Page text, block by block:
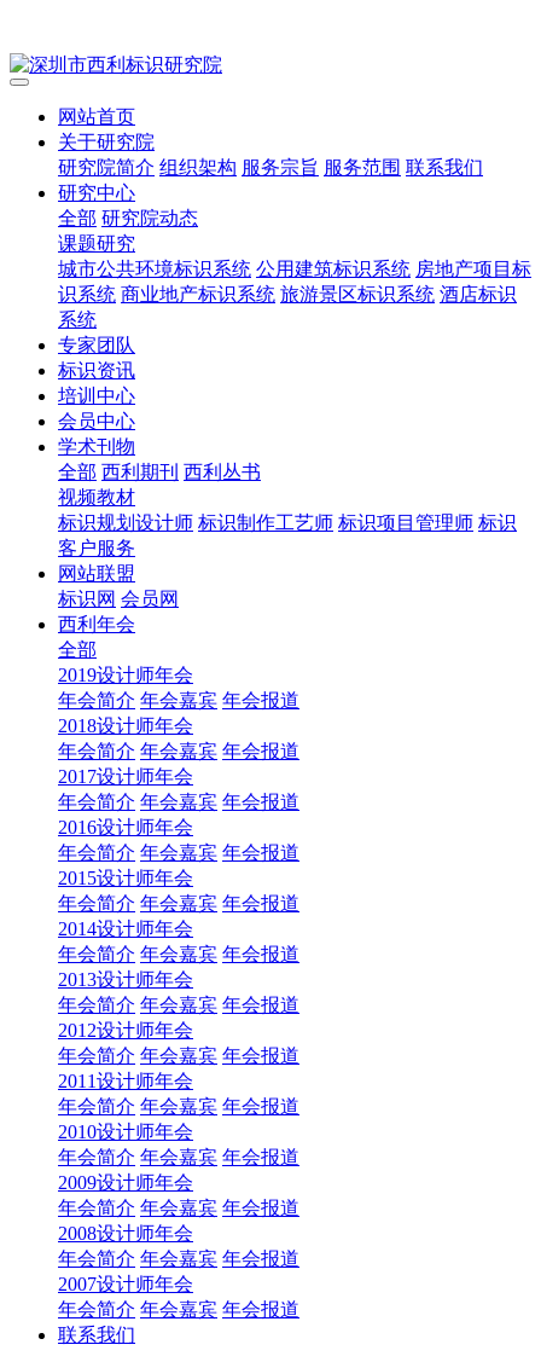
网站首页
关于研究院
研究院简介 组织架构 服务宗旨 服务范围 联系我们
研究中心
全部 研究院动态
课题研究
城市公共环境标识系统 公用建筑标识系统 房地产项目标
识系统 商业地产标识系统 旅游景区标识系统 酒店标识
系统
专家团队
标识资讯
培训中心
会员中心
学术刊物
全部 西利期刊 西利丛书
视频教材
标识规划设计师 标识制作工艺师 标识项目管理师 标识
客户服务
网站联盟
标识网 会员网
西利年会
全部
2019设计师年会
年会简介 年会嘉宾 年会报道
2018设计师年会
年会简介 年会嘉宾 年会报道
2017设计师年会
年会简介 年会嘉宾 年会报道
2016设计师年会
年会简介 年会嘉宾 年会报道
2015设计师年会
年会简介 年会嘉宾 年会报道
2014设计师年会
年会简介 年会嘉宾 年会报道
2013设计师年会
年会简介 年会嘉宾 年会报道
2012设计师年会
年会简介 年会嘉宾 年会报道
2011设计师年会
年会简介 年会嘉宾 年会报道
2010设计师年会
年会简介 年会嘉宾 年会报道
2009设计师年会
年会简介 年会嘉宾 年会报道
2008设计师年会
年会简介 年会嘉宾 年会报道
2007设计师年会
年会简介 年会嘉宾 年会报道
联系我们